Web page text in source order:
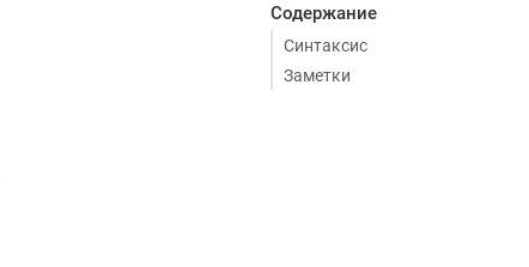
Содержание
Синтаксис
Заметки